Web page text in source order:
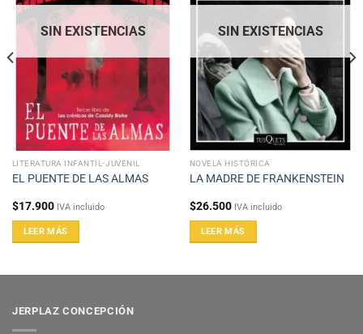
SIN EXISTENCIAS
LITERATURA INFANTIL-JUVENIL
EL PUENTE DE LAS ALMAS
$17.900 IVA incluido
LEER MÁS
SIN EXISTENCIAS
NOVELA HISTÓRICA
LA MADRE DE FRANKENSTEIN
$26.500 IVA incluido
LEER MÁS
JERPLAZ CONCEPCIÓN